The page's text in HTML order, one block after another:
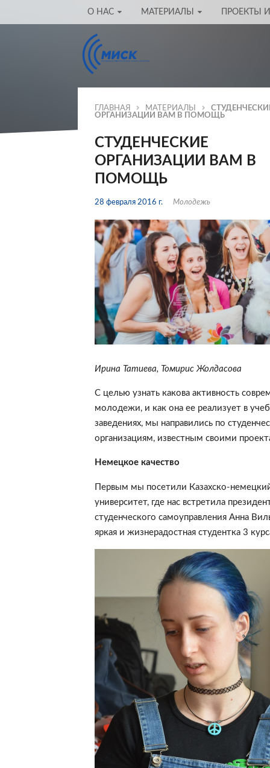
О НАС МАТЕРИАЛЫ ПРОЕКТЫ
ГЛАВНАЯ МАТЕРИАЛЫ
ОРГАНИЗАЦИИ ВАМ В ПОМОЩЬ
СТУДЕНЧЕСКИЕ
ОРГАНИЗАЦИИ ВАМ В
ПОМОЩЬ
28 февраля 2016 г. Молодежь
Ирина Татиева, Томирис Жолдасова
С целью узнать какова активность
молодежи, и как она ее реализует в
заведениях, мы направились по
организациям, известным своими
Немецкое качество
Первым мы посетили Казахско-
университет, где нас встретила
студенческого самоуправления Анна
яркая и жизнерадостная студентка 3